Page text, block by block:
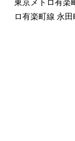
東京メトロ有楽
ロ有楽町線 永